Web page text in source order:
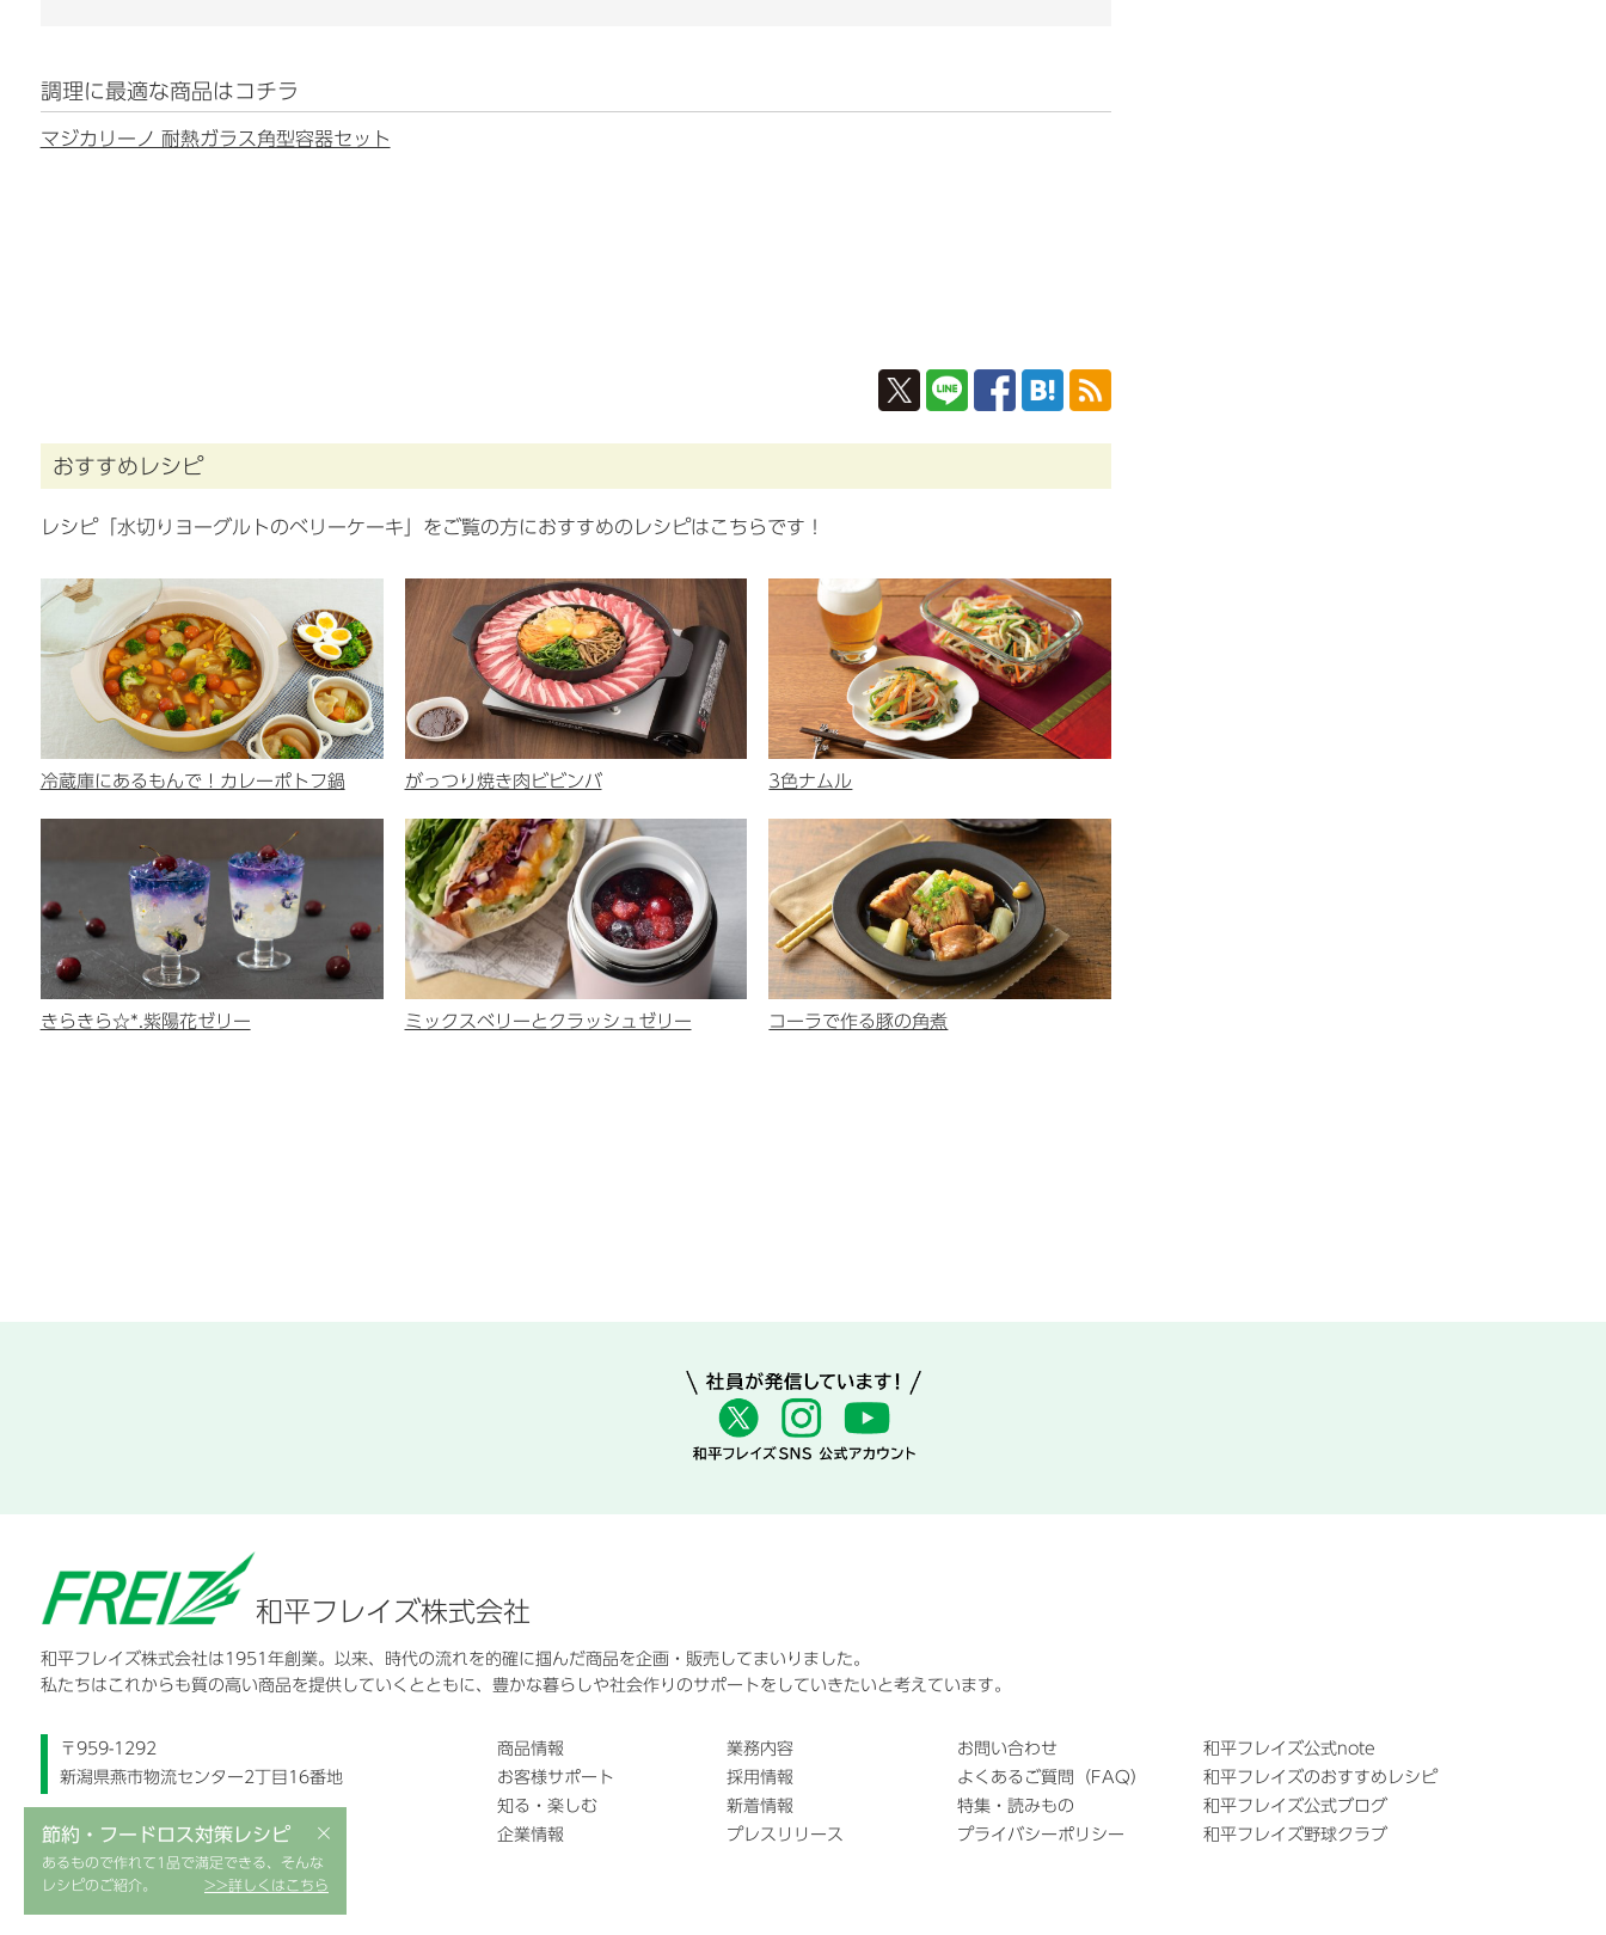
調理に最適な商品はコチラ
マジカリーノ 耐熱ガラス角型容器セット
おすすめレシピ
レシピ「水切りヨーグルトのベリーケーキ」をご覧の方におすすめのレシピはこちらです！
冷蔵庫にあるもんで！カレーポトフ鍋 がっつり焼き肉ビビンバ 3色ナムル
きらきら☆*.紫陽花ゼリー ミックスベリーとクラッシュゼリー コーラで作る豚の角煮
和平フレイズ株式会社
和平フレイズ株式会社は1951年創業。以来、時代の流れを的確に掴んだ商品を企画・販売してまいりました。
私たちはこれからも質の高い商品を提供していくとともに、豊かな暮らしや社会作りのサポートをしていきたいと考えています。
〒959-1292
新潟県燕市物流センター2丁目16番地
商品情報
お客様サポート
知る・楽しむ
企業情報
業務内容
採用情報
新着情報
プレスリリース
お問い合わせ
よくあるご質問（FAQ）
特集・読みもの
プライバシーポリシー
和平フレイズ公式note
和平フレイズのおすすめレシピ
和平フレイズ公式ブログ
和平フレイズ野球クラブ
×
節約・フードロス対策レシピ
あるもので作れて1品で満足できる、そんな
レシピのご紹介。
>>詳しくはこちら